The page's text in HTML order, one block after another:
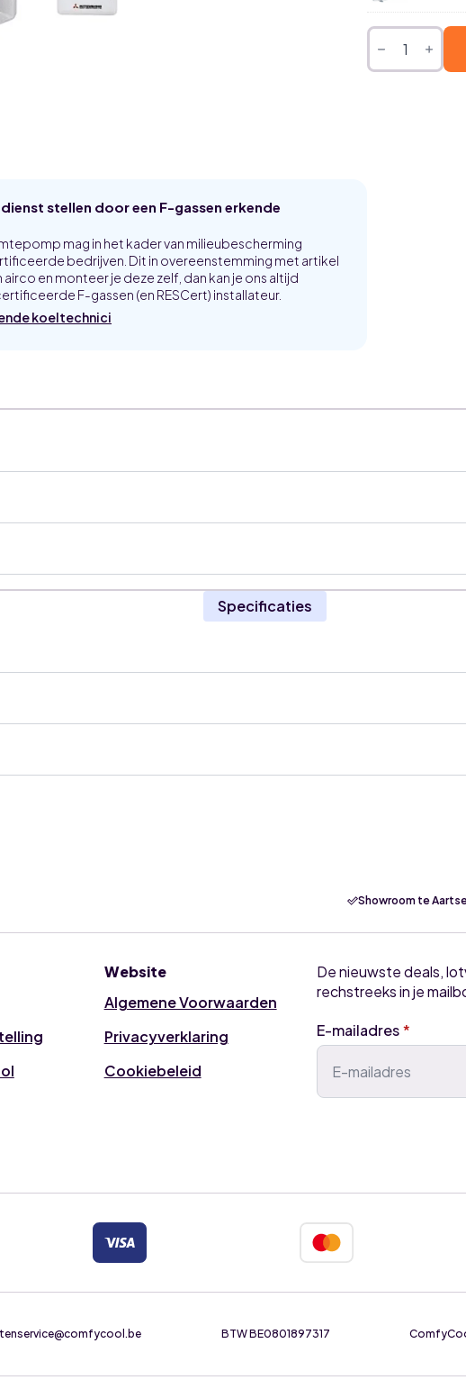
stellen door een F-gassen erkende
mag in het kader van milieubescherming
bedrijven. Dit in overeenstemming met artikel
airco en monteer je deze zelf, dan kan je ons altijd
F-gassen (en RESCert) installateur.
koeltechnici
Mitsubishi
Heavy
Diamond
Hyper
Specificaties
Showroom te
Website
Algemene Voorwaarden
Privacyverklaring
Cookiebeleid
De nieuwste deals,
rechstreeks in je
E-mailadres *
BTW BE0801897317